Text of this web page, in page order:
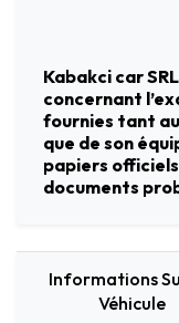
Kabakci car
concernant
fournies tant
que de son
papiers
documents
Informations
Véhicule